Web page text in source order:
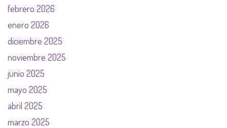
febrero 2026
enero 2026
diciembre 2025
noviembre 2025
junio 2025
mayo 2025
abril 2025
marzo 2025